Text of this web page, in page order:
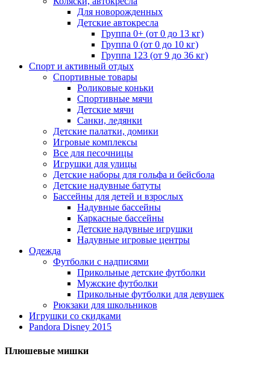
Для новорожденных
Детские автокресла
Группа 0+ (от 0 до 13 кг)
Группа 0 (от 0 до 10 кг)
Группа 123 (от 9 до 36 кг)
Спорт и активный отдых
Спортивные товары
Роликовые коньки
Спортивные мячи
Детские мячи
Санки, ледянки
Детские палатки, домики
Игровые комплексы
Все для песочницы
Игрушки для улицы
Детские наборы для гольфа и бейсбола
Детские надувные батуты
Бассейны для детей и взрослых
Надувные бассейны
Каркасные бассейны
Детские надувные игрушки
Надувные игровые центры
Одежда
Футболки с надписями
Прикольные детские футболки
Мужские футболки
Прикольные футболки для девушек
Рюкзаки для школьников
Игрушки со скидками
Pandora Disney 2015
Плюшевые мишки